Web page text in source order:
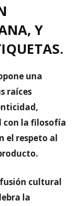
Y
una
raíces
con la filosofía
el respeto al
cultural
la